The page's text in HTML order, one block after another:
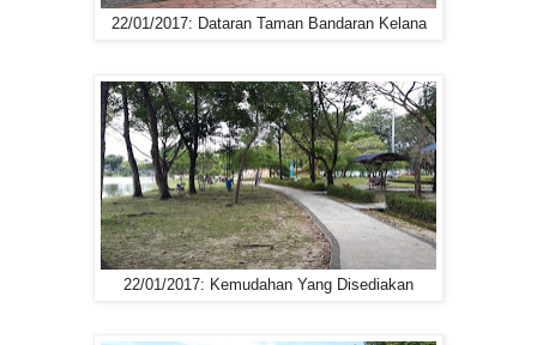
22/01/2017: Dataran Taman Bandaran Kelana
22/01/2017: Kemudahan Yang Disediakan